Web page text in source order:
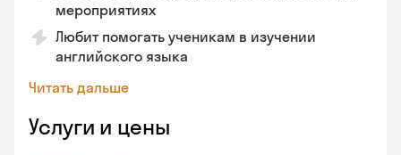
мероприятиях
Любит помогать ученикам в изучении
английского языка
Читать дальше
Услуги и цены